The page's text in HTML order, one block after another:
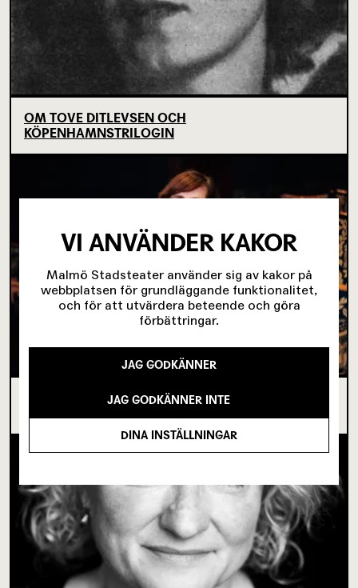
OM TOVE DITLEVSEN OCH
KÖPENHAMNSTRILOGIN
I SPRICKAN MELLAN DET SOM VARIT OCH DET
VI ANVÄNDER KAKOR
Malmö Stadsteater använder sig av kakor på
webbplatsen för grundläggande funktionalitet,
och för att utvärdera beteende och göra
förbättringar.
JAG GODKÄNNER
JAG GODKÄNNER INTE
DINA INSTÄLLNINGAR